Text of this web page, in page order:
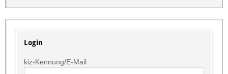
Login
kiz-Kennung/E-Mail